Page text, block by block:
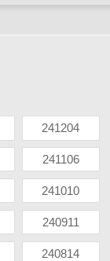
241204
241106
241010
240911
240814